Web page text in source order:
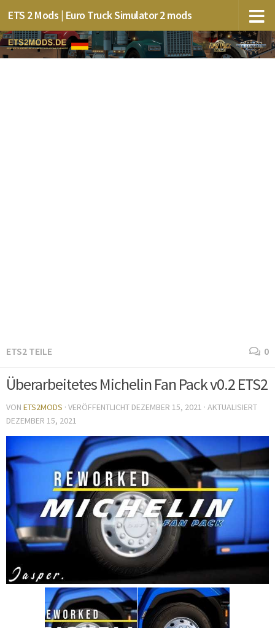
ETS 2 Mods | Euro Truck Simulator 2 mods
ETS2 TEILE 0
Überarbeitetes Michelin Fan Pack v0.2 ETS2
VON ETS2MODS · VERÖFFENTLICHT DEZEMBER 15, 2021 · AKTUALISIERT
DEZEMBER 15, 2021